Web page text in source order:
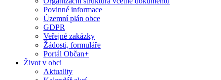
Povinné informace
Územní plán obce
GDPR
Veřejné zakázky
Žádosti, formuláře
Portál Občan+
Život v obci
Aktuality